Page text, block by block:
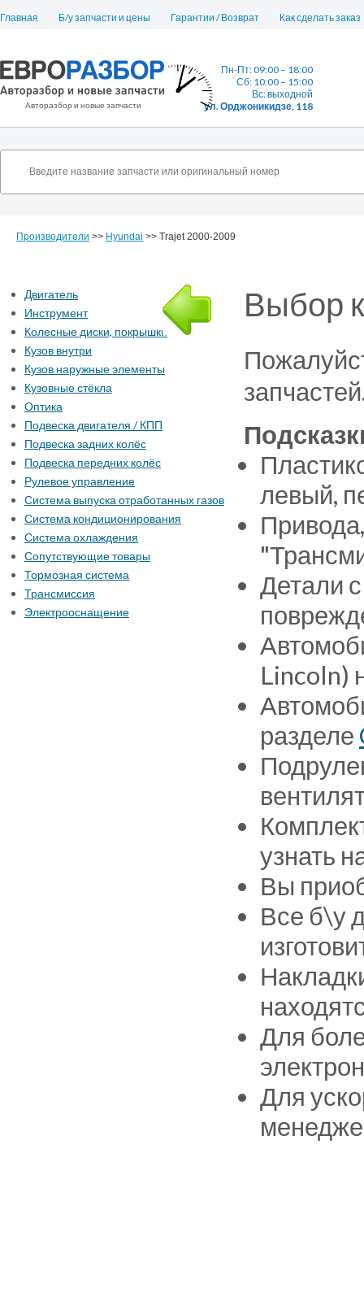
Главная Б/у запчасти и цены Гарантии / Возврат Как сделать заказ
Авторазбор и новые запчасти
Пн-Пт: 09:00 – 18:00
Сб: 10:00 – 15:00
Вс: выходной
ул. Орджоникидзе, 118
Производители >> Hyundai >> Trajet 2000-2009
Выбор
левый,
Детали
Lincoln)
разделе
узнать
Вы
Все б\у
Для
Для
Двигатель
Инструмент
Колесные диски, покрышки
Кузов внутри
Кузов наружные элементы
Кузовные стёкла
Оптика
Подвеска двигателя / КПП
Подвеска задних колёс
Подвеска передних колёс
Рулевое управление
Система выпуска отработанных газов
Система кондиционирования
Система охлаждения
Сопутствующие товары
Тормозная система
Трансмиссия
Электрооснащение